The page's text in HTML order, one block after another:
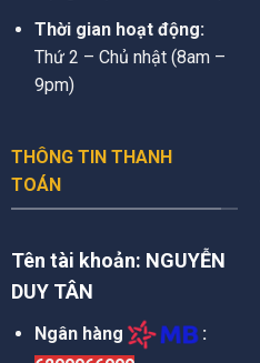
Thời gian hoạt động:
Thứ 2 – Chủ nhật (8am –
9pm)
THÔNG TIN THANH
TOÁN
Tên tài khoản: NGUYỄN
DUY TÂN
Ngân hàng
: